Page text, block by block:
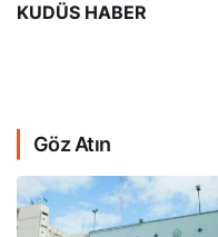
KUDÜS HABER
Göz Atın